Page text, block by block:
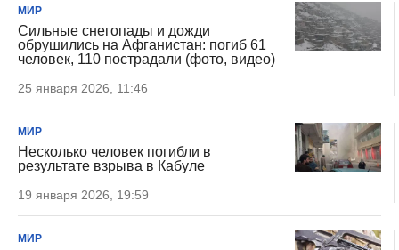
МИР
Сильные снегопады и дожди
обрушились на Афганистан: погиб 61
человек, 110 пострадали (фото, видео)
25 января 2026, 11:46
МИР
Несколько человек погибли в
результате взрыва в Кабуле
19 января 2026, 19:59
МИР